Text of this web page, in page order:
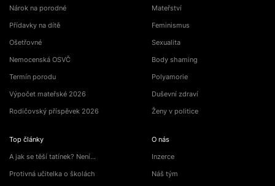
Nárok na porodné
Přídavky na dítě
Ošetřovné
Nemocenská OSVČ
Termín porodu
Výpočet mateřské 2026
Rodičovský příspěvek 2026
Top články
A jak se těší tatínek? Není…
Protivná učitelka o školách
Mateřství
Feminismus
Sexualita
Body shaming
Polyamorie
Duševní zdraví
Ženy v politice
O nás
Inzerce
Náš tým